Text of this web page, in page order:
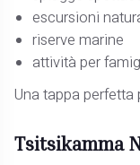
escursioni
riserve marine
attività per
Una tappa
Tsitsikamma